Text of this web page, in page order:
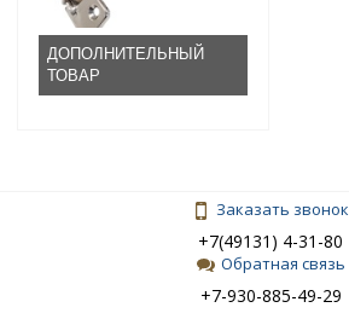
ДОПОЛНИТЕЛЬНЫЙ
ТОВАР
Заказать звонок
+7(49131) 4-31-80
Обратная связь
+7-930-885-49-29